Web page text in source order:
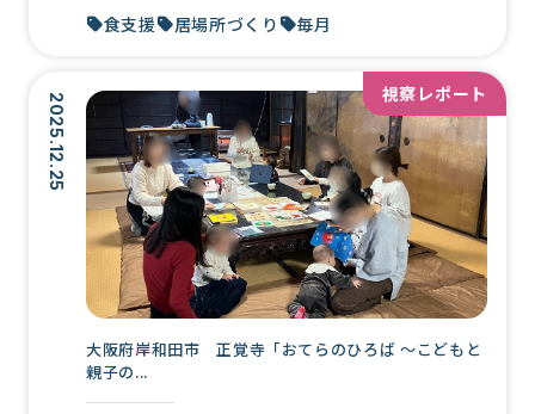
食支援 居場所づくり 毎月
2025.12.25 視察レポート
大阪府岸和田市 正覚寺「おてらのひろば 〜こどもと
親子の...